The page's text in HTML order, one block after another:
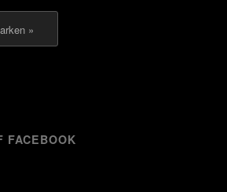
»
FACEBOOK